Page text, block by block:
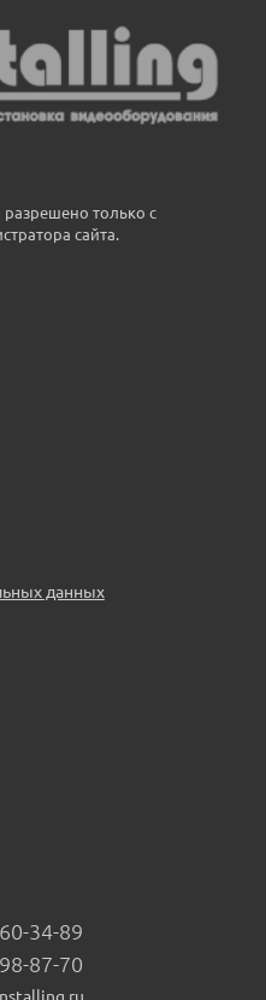
только с
сайта.
данных
34-89
87-70